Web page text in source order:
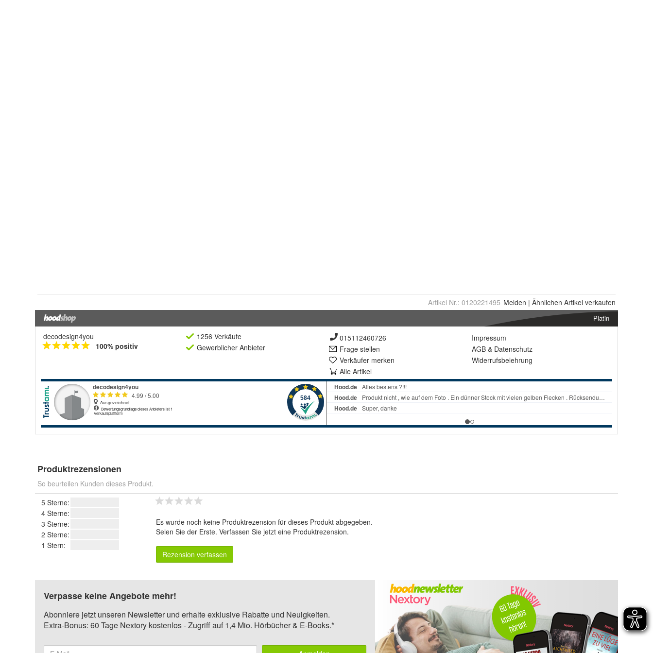
Artikel Nr.: 0120221495 Melden | Ähnlichen Artikel verkaufen
Platin
decodesign4you
100% positiv
1256 Verkäufe
Gewerblicher Anbieter
015112460726
Frage stellen
Verkäufer merken
Alle Artikel
Impressum
AGB & Datenschutz
Widerrufsbelehrung
Produktrezensionen
So beurteilen Kunden dieses Produkt.
5 Sterne:
4 Sterne:
3 Sterne:
2 Sterne:
1 Stern:
Es wurde noch keine Produktrezension für dieses Produkt abgegeben.
Seien Sie der Erste. Verfassen Sie jetzt eine Produktrezension.
Rezension verfassen
Verpasse keine Angebote mehr!
Abonniere jetzt unseren Newsletter und erhalte exklusive Rabatte und Neuigkeiten.
Extra-Bonus: 60 Tage Nextory kostenlos - Zugriff auf 1,4 Mio. Hörbücher & E-Books.*